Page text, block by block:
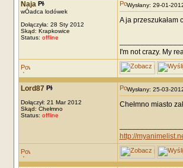
Naja
wÓadca lodówek
Dołączyła: 28 Sty 2012
Skąd: Krapkowice
Status: offline
Wysłany: 29-01-
A ja przeszukałam
I'm not crazy. My
Lord87
Dołączył: 21 Mar 2012
Skąd: Chełmno
Status: offline
Wysłany: 25-03-
Chełmno miasto
http://